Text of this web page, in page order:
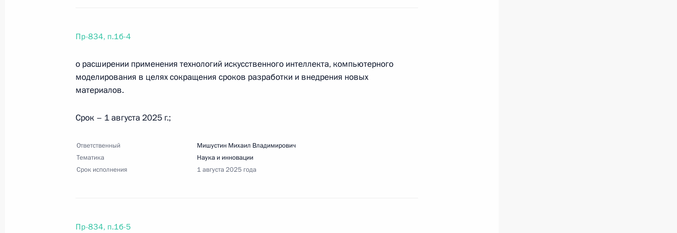
16 мая 2025 года, пятница
Перечень поручений по итогам совещания с членами Правительства
16 мая 2025 года, 18:30
Перечень поручений по итогам рабочей поездки в Мурманск
16 мая 2025 года, 18:00
7 мая 2025 года, среда
Пр-834, п.1б-4
о расширении применения технологий искусственного интеллекта, компьютерного
моделирования в целях сокращения сроков разработки и внедрения новых
материалов.
Срок – 1 августа 2025 г.;
Ответственный
Мишустин Михаил Владимирович
Тематика
Наука и инновации
Срок исполнения
1 августа 2025 года
Пр-834, п.1б-5